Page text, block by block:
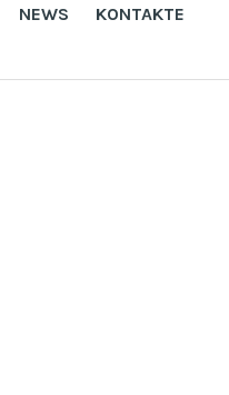
NEWS KONTAKTE